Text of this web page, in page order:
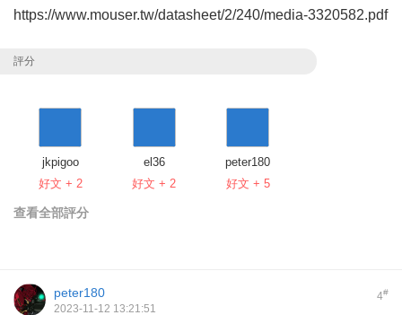
https://www.mouser.tw/datasheet/2/240/media-3320582.pdf
評分
jkpigoo
好文 + 2
el36
好文 + 2
peter180
好文 + 5
查看全部評分
4#
peter180
2023-11-12 13:21:51